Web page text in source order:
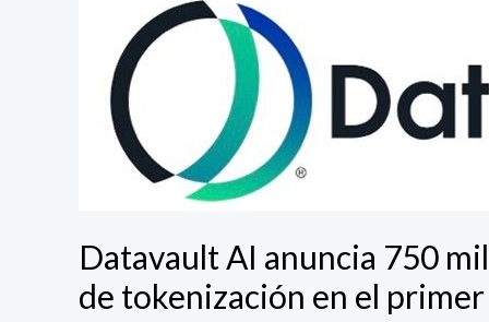
Datavault AI anuncia 750
de tokenización en el
anuncia
millones
dólares
tokenización
en
el